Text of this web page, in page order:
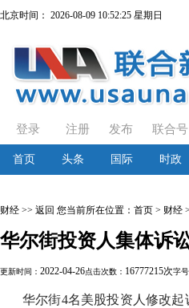
北京时间： 2026-08-09 10:52:26 星期日
登录 注册 发布 联合
首页 头条 国际 时政
财经 >> 返回 您当前所在位置： 首页 > 财经
华尔街投资人集体诉
更新时间： 2022-04-26点击次数： 16777215次字号
华尔街4名美股投资人修改